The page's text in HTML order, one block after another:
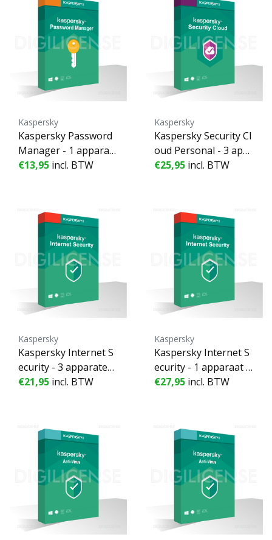
Kaspersky
Kaspersky Password
Manager - 1 apparaa
t - 1 Jaar
€13,95 incl. BTW
Kaspersky
Kaspersky Security Cl
oud Personal - 3 app
araten - 1 Jaar
€25,95 incl. BTW
Kaspersky
Kaspersky Internet S
ecurity - 3 apparaten
- 1 Jaar
€21,95 incl. BTW
Kaspersky
Kaspersky Internet S
ecurity - 1 apparaat -
2 Jaren
€27,95 incl. BTW